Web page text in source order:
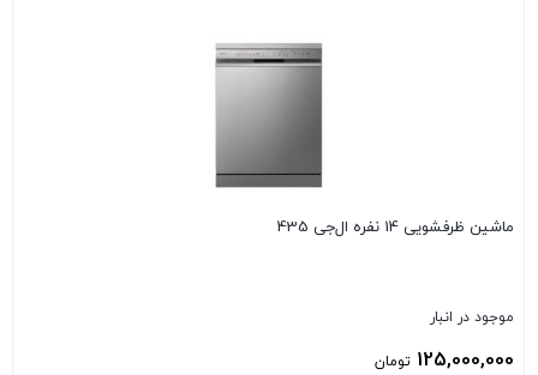
ماشین ظرفشویی 14 نفره ال‌جی 435
موجود در انبار
125,000,000 تومان